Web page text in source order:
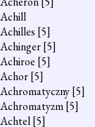
Achill
Achilles [5]
Achinger[5]
Achiroe [5]
Achor[5]
Achromatyczny[5]
Achromatyzm[5]
Achtel[5]